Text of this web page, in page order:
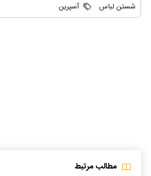
شستن لباس
آسپرین
مطالب مرتبط